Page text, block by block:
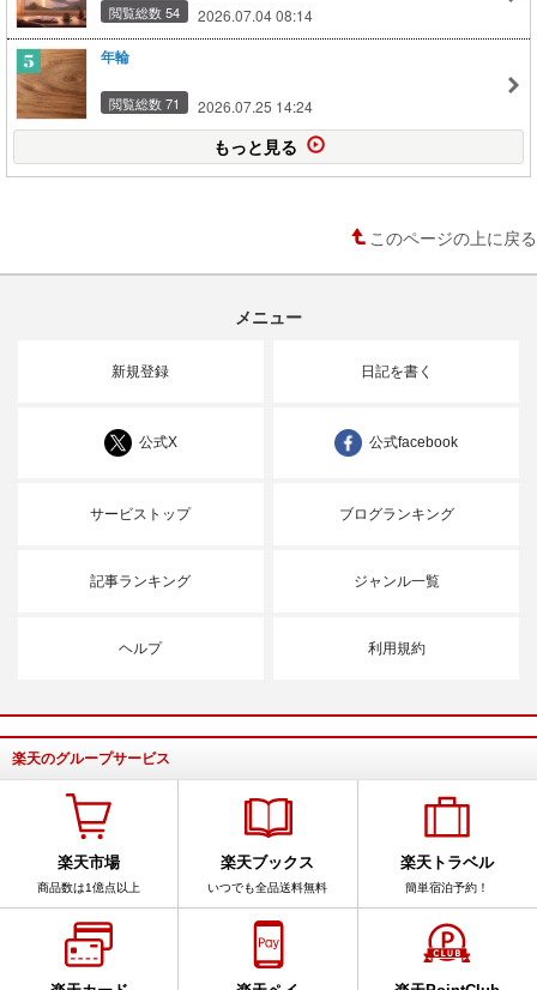
閲覧総数 54 2026.07.04 08:14
年輪
閲覧総数 71 2026.07.25 14:24
もっと見る
このページの上に戻る
メニュー
新規登録 日記を書く
公式X 公式facebook
サービストップ ブログランキング
記事ランキング ジャンル一覧
ヘルプ 利用規約
楽天のグループサービス
楽天市場
商品数は1億点以上
楽天ブックス
いつでも全品送料無料
楽天トラベル
簡単宿泊予約！